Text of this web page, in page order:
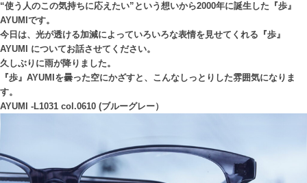
“使う人のこの気持ちに応えたい”という想いから2000年に誕生した『歩』
AYUMIです。
今日は、光が透ける加減によっていろいろな表情を見せてくれる『歩』
AYUMI についてお話させてください。
久しぶりに雨が降りました。
『歩』AYUMIを曇った空にかざすと、こんなしっとりした雰囲気になりま
す。
AYUMI -L1031 col.0610 (ブルーグレー）